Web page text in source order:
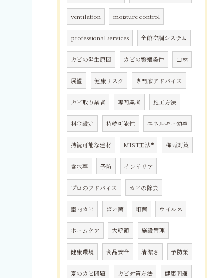
ventilation moisture control
professional services 全館空調システム
カビの発生原因 カビの繁殖条件 山林
展望 健康リスク 専門家アドバイス
カビ取り業者 専門業者 施工方法
料金設定 持続可能性 エネルギー効率
持続可能な建材 MIST工法® 梅雨対策
含水率 予防 インテリア
プロのアドバイス カビの除去
室内カビ ばい菌 細菌 ウイルス
ホームケア 大統領 施設管理
健康環境 食品安全 清潔さ 予防策
夏のカビ問題 カビ対策方法 健康問題